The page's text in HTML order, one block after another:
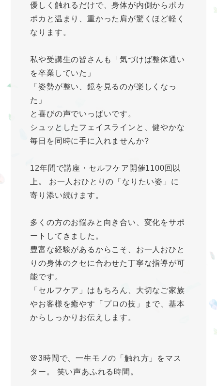
優しく触れるだけで、身体が内側からポカ
ポカと温まり、重かった肩が驚くほど軽く
なります。
私や受講生の皆さんも「気づけば整体通い
を卒業していた」
「姿勢が整い、鏡を見るのが楽しくなっ
た」
と喜びの声でいっぱいです。
シュッとしたフェイスラインと、健やかな
毎日を同時に手に入れませんか?
12年間で講座・セルフケア開催1100回以
上。 お一人おひとりの「なりたい姿」に
寄り添い続けます。
多くの方のお悩みと向き合い、変化をサポ
ートしてきました。
豊富な経験があるからこそ、お一人おひと
りの身体のクセに合わせた丁寧な指導が可
能です。
「セルフケア」はもちろん、大切なご家族
やお客様を癒やす「プロの技」まで、基本
からしっかりお伝えします。
🌸3時間で、一生モノの「触れ方」をマス
ター。 笑い声あふれる時間。